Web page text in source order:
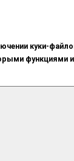
куки-
функциями